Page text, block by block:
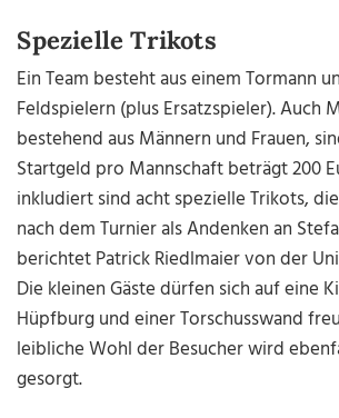
Spezielle Trikots
Ein Team besteht aus einem Tormann
Feldspielern (plus Ersatzspieler). Auch
bestehend aus Männern und Frauen,
Startgeld pro Mannschaft beträgt 200
inkludiert sind acht spezielle Trikots,
nach dem Turnier als Andenken an
berichtet Patrick Riedlmaier von der
Die kleinen Gäste dürfen sich auf eine
Hüpfburg und einer Torschusswand
leibliche Wohl der Besucher wird
gesorgt.